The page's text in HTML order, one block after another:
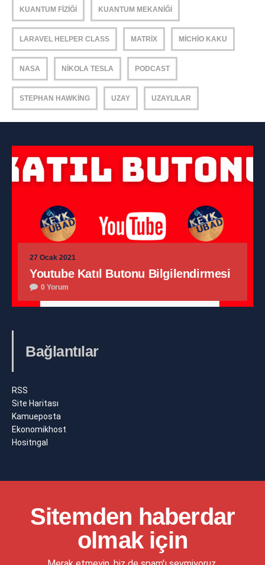
KUANTUM FIZIĞI KUANTUM MEKANIĞI
LARAVEL HELPER CLASS MATRIX MICHIO KAKU
NASA NIKOLA TESLA PODCAST
STEPHAN HAWKING UZAY UZAYLILAR
27 Ocak 2021
Youtube Katıl Butonu Bilgilendirmesi
0 Yorum
Bağlantılar
RSS
Site Haritası
Kamueposta
Ekonomikhost
Hositngal
Sitemden haberdar
olmak için